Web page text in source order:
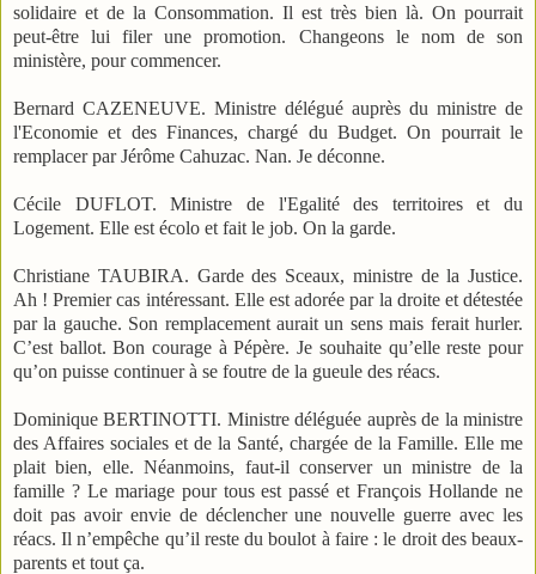
solidaire et de la Consommation. Il est très bien là. On pourrait
peut-être lui filer une promotion. Changeons le nom de son
ministère, pour commencer.
Bernard CAZENEUVE. Ministre délégué auprès du ministre de
l'Economie et des Finances, chargé du Budget. On pourrait le
remplacer par Jérôme Cahuzac. Nan. Je déconne.
Cécile DUFLOT. Ministre de l'Egalité des territoires et du
Logement. Elle est écolo et fait le job. On la garde.
Christiane TAUBIRA. Garde des Sceaux, ministre de la Justice.
Ah ! Premier cas intéressant. Elle est adorée par la droite et détestée
par la gauche. Son remplacement aurait un sens mais ferait hurler.
C’est ballot. Bon courage à Pépère. Je souhaite qu’elle reste pour
qu’on puisse continuer à se foutre de la gueule des réacs.
Dominique BERTINOTTI. Ministre déléguée auprès de la ministre
des Affaires sociales et de la Santé, chargée de la Famille. Elle me
plait bien, elle. Néanmoins, faut-il conserver un ministre de la
famille ? Le mariage pour tous est passé et François Hollande ne
doit pas avoir envie de déclencher une nouvelle guerre avec les
réacs. Il n’empêche qu’il reste du boulot à faire : le droit des beaux-
parents et tout ça.